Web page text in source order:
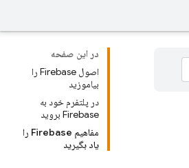
در این صفحه
اصول Firebase را
بیاموزید
در پلتفرم خود به
Firebase بروید
مفاهیم Firebase را
یاد بگیرید